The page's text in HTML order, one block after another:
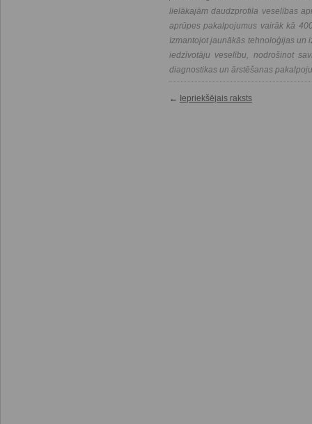
lielākajām daudzprofila veselības
aprūpes pakalpojumus vairāk kā
Izmantojot jaunākās tehnoloģijas un
iedzīvotāju veselību, nodrošinot
diagnostikas un ārstēšanas
← Iepriekšējais raksts